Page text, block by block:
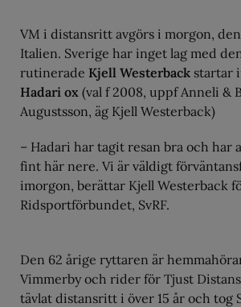
VM i distansritt avgörs i morgon, den
Italien. Sverige har inget lag med
rutinerade Kjell Westerback startar
Hadari ox (val f 2008, uppf Anneli &
Augustsson, äg Kjell Westerback)
– Hadari har tagit resan bra och har
fint här nere. Vi är väldigt
imorgon, berättar Kjell Westerback
Ridsportförbundet, SvRF.
Den 62 årige ryttaren är
Vimmerby och rider för Tjust
tävlat distansritt i över 15 år och tog